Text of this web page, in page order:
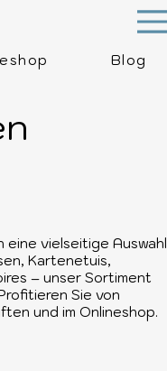
Menu
Blog
eine vielseitige Auswahl
Kartenetuis,
– unser Sortiment
Sie von
und im Onlineshop.